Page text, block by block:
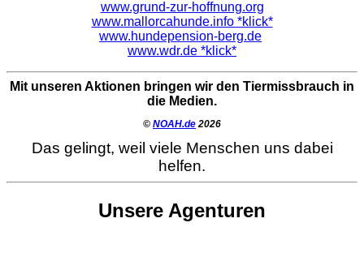
www.grund-zur-hoffnung.org
www.mallorcahunde.info *klick*
www.hundepension-berg.de
www.wdr.de *klick*
Mit unseren Aktionen bringen wir den Tiermissbrauch in
die Medien.
© NOAH.de 2026
Das gelingt, weil viele Menschen uns dabei
helfen.
Unsere Agenturen